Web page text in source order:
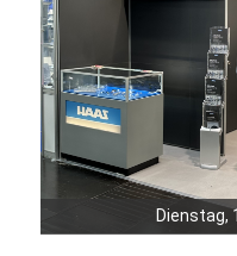
Dienstag,